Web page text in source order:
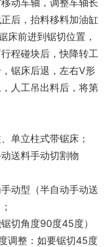
后，抬料移料加油缸
床前进到锯切位置，
程碰块后，快降转工
锯床后退，左右V形
人工吊出料后，将第
单立柱式带锯床；
送料手动切割物
动型（半自动手动送
切角度90度45度）
调整：如要锯切45度